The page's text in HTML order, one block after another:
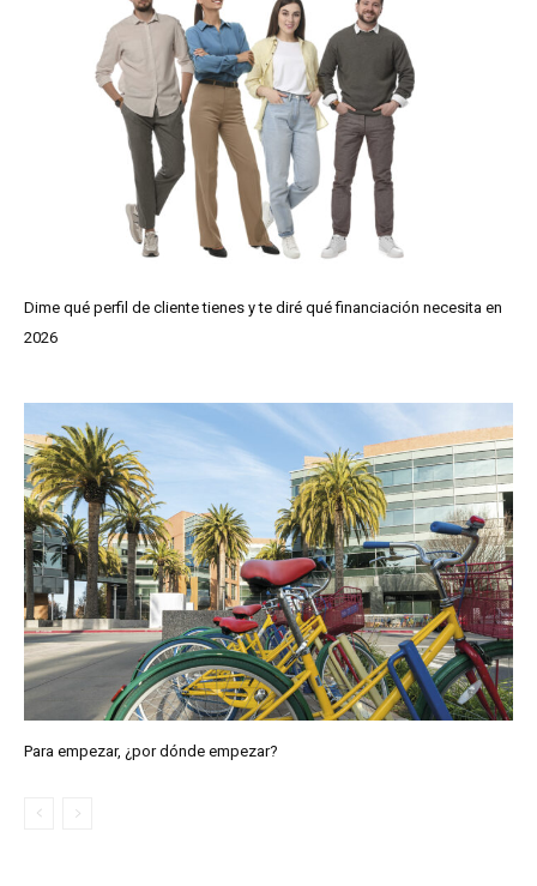
Dime qué perfil de cliente tienes y te diré qué financiación necesita en
2026
Para empezar, ¿por dónde empezar?